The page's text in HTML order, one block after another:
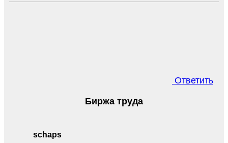
Ответить
schaps
Биржа труда